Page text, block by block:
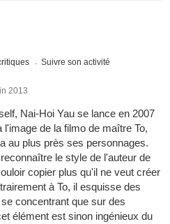
Suivre son activité
2013
Nai-Hoi Yau se lance en 2007
de la filmo de maître To,
au plus près ses personnages.
le style de l'auteur de
copier plus qu'il ne veut créer
à To, il esquisse des
concentrant que sur des
élément est sinon ingénieux du